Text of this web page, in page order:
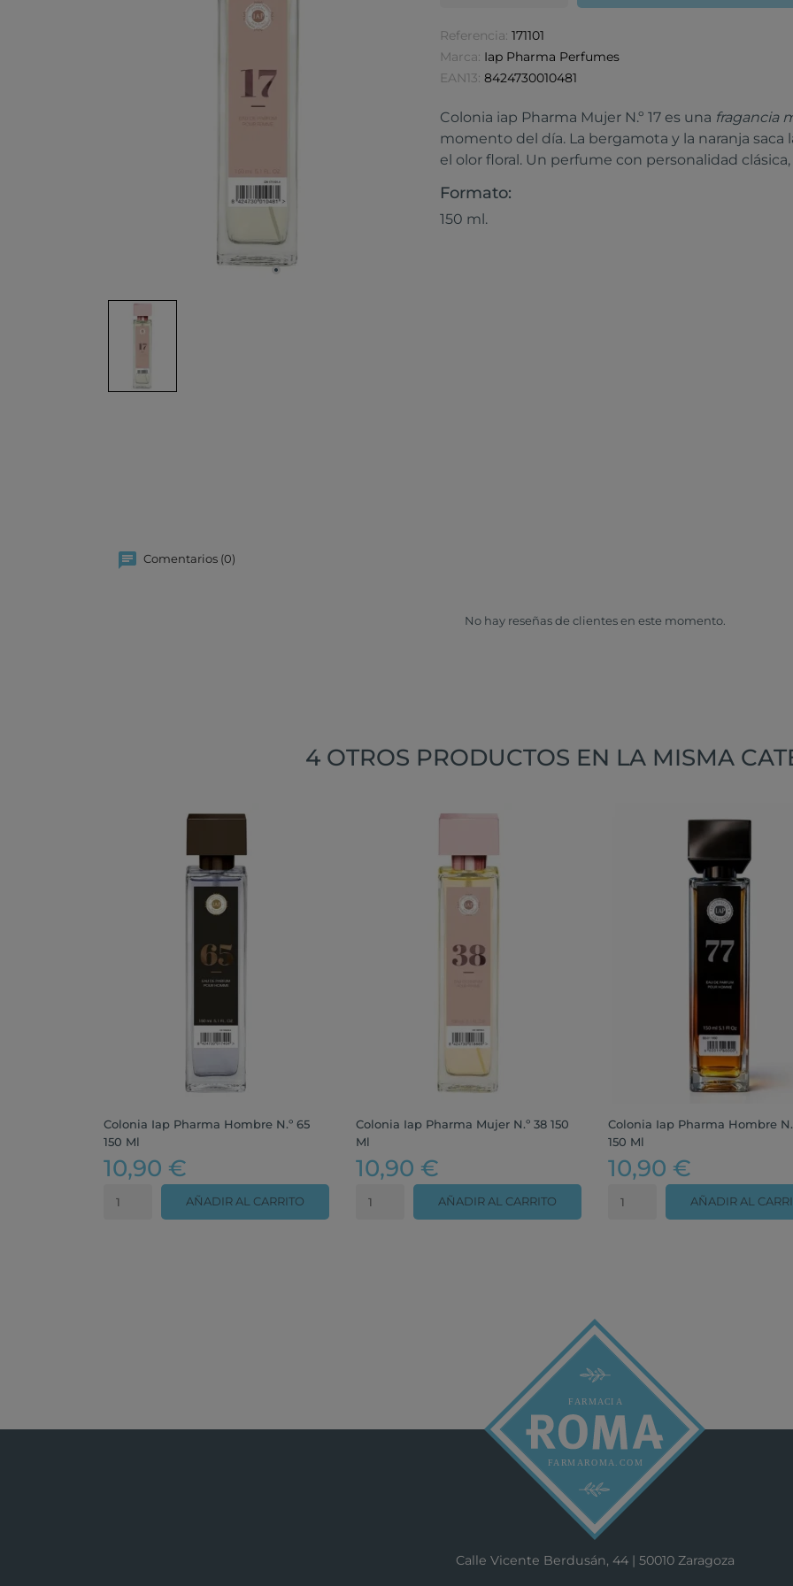
Referencia: 171101
Marca: Iap Pharma Perfumes
EAN13: 8424730010481
Colonia iap Pharma Mujer N.º 17 es una fragancia
momento del día. La bergamota y la naranja
el olor floral. Un perfume con personalidad
Formato:
150 ml.
Comentarios (0)
No hay reseñas de clientes en este momento.
4 OTROS PRODUCTOS EN LA MISMA
Colonia Iap Pharma Hombre N.º 65
150 Ml
10,90 €
AÑADIR AL CARRITO
Colonia Iap Pharma Mujer N.º 38 150
Ml
10,90 €
AÑADIR AL CARRITO
Colonia Iap Pharma Hombre
150 Ml
10,90 €
AÑADIR AL
Calle Vicente Berdusán, 44 | 50010 Zaragoza